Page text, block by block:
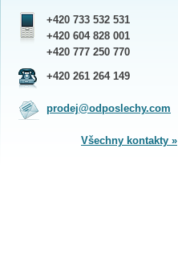
Dále zasíláme zboží Obchodním
balíkem České pošty nebo přepravní
službou PPL.
SHOWROOM PRAHA
Náš sortiment si můžete
prohlédnout, vyzkoušet a zakoupit
Jsme zkušení odborníci a rádi vám s
+420 733 532 531
+420 604 828 001
+420 777 250 770
+420 261 264 149
prodej@odposlechy.com
Všechny kontakty »